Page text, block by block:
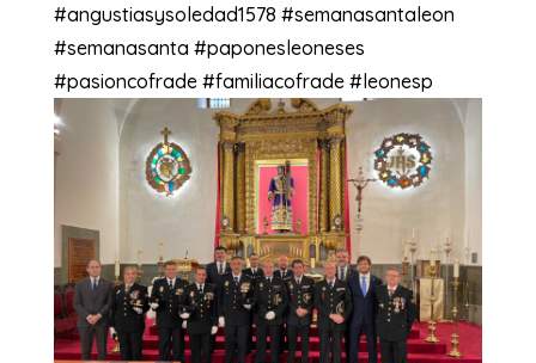
#angustiasysoledad1578 #semanasantaleon
#semanasanta #paponesleoneses
#pasioncofrade #familiacofrade #leonesp